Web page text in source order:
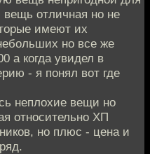
отличная но не
имеют их
но все же
а когда увидел в
- я понял вот где
неплохие вещи но
относительно ХП
но плюс - цена и